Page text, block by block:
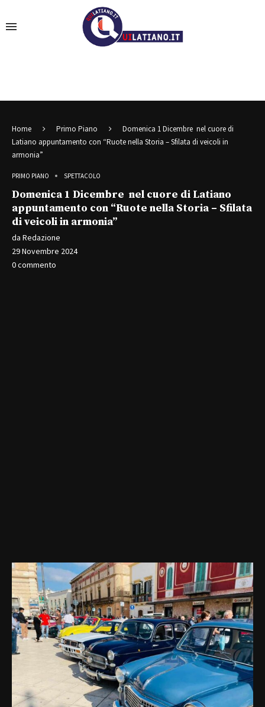
Home Primo Piano
Domenica 1 Dicembre nel cuore di
Latiano appuntamento con “Ruote nella Storia – Sfilata di veicoli in
armonia”
PRIMO PIANO SPETTACOLO
Domenica 1 Dicembre nel cuore di Latiano
appuntamento con “Ruote nella Storia – Sfilata
di veicoli in armonia”
da Redazione
29 Novembre 2024
0 commento